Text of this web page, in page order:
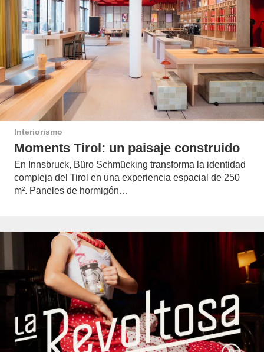
Interiorismo
Moments Tirol: un paisaje construido
En Innsbruck, Büro Schmücking transforma la identidad
compleja del Tirol en una experiencia espacial de 250
m². Paneles de hormigón…